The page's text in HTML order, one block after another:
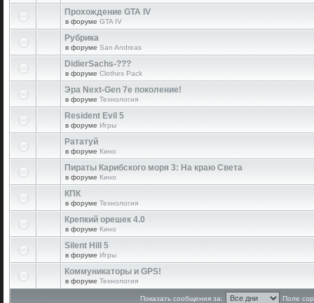
Прохождение GTA IV
в форуме GTA IV
Рубрика
в форуме San Andreas
DidierSachs-???
в форуме Clothes Pack
Эра Next-Gen 7е поколение!
в форуме Технология
Resident Evil 5
в форуме Игры
Рататуй
в форуме Кино
Пираты Карибского моря 3: На краю Света
в форуме Кино
КПК
в форуме Технология
Крепкий орешек 4.0
в форуме Кино
Silent Hill 5
в форуме Игры
Коммуникаторы и GPS!
в форуме Технология
Показать сообщения за: Поле